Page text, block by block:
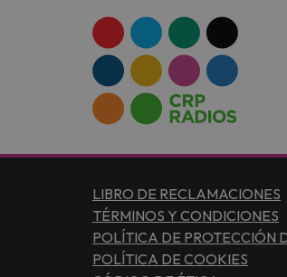
LIBRO DE RECLAMACIONES
TÉRMINOS Y CONDICIONES
POLÍTICA DE PROTECCIÓN
POLÍTICA DE COOKIES